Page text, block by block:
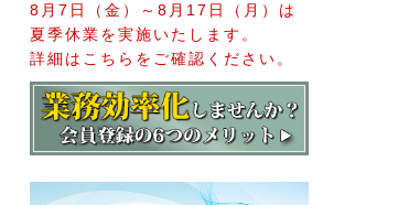
8月7日（金）～8月17日（月）は
夏季休業を実施いたします。
詳細はこちらをご確認ください。